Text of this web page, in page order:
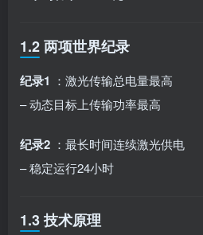
1.2 两项世界纪录
纪录1 ：激光传输总电量最高
– 动态目标上传输功率最高
纪录2 ：最长时间连续激光供电
– 稳定运行24小时
1.3 技术原理